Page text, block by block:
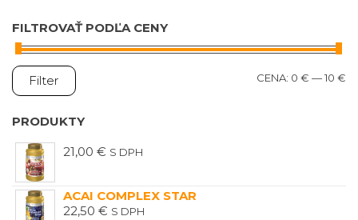
FILTROVAŤ PODĽA CENY
Filter CENA: 0 € —10 €
PRODUKTY
21,00 € S DPH
ACAI COMPLEX STAR
22,50 € S DPH